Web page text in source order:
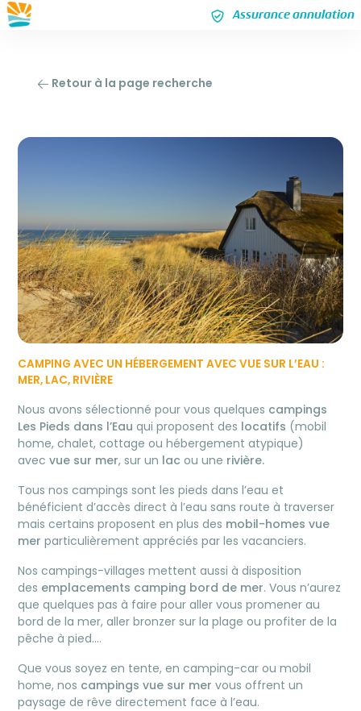
Assurance annulation
Retour à la page recherche
CAMPING AVEC UN HÉBERGEMENT AVEC VUE SUR L’EAU :
MER, LAC, RIVIÈRE
Nous avons sélectionné pour vous quelques campings
Les Pieds dans l’Eau qui proposent des locatifs (mobil
home, chalet, cottage ou hébergement atypique)
avecvue sur mer, sur un lacou une rivière.
Tous nos campings sont les pieds dans l’eau et
bénéficient d’accès direct à l’eau sans route à traverser
mais certains proposent en plus des mobil-homes vue
merparticulièrement appréciés par les vacanciers.
Nos campings-villages mettent aussi à disposition
des emplacements camping bord de mer. Vous n’aurez
que quelques pas à faire pour aller vous promener au
bord de la mer, aller bronzer sur la plage ou profiter de la
pêche à pied….
Que vous soyez en tente, en camping-car ou mobil
home, nos campings vue sur mer vous offrent un
paysage de rêve directement face à l’eau.